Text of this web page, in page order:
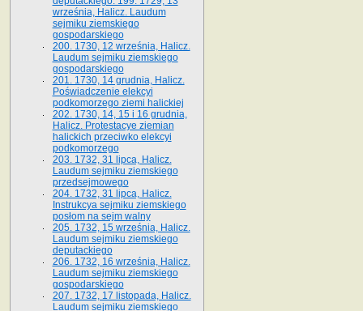
września, Halicz. Laudum
sejmiku ziemskiego
gospodarskiego
200. 1730, 12 września, Halicz.
Laudum sejmiku ziemskiego
gospodarskiego
201. 1730, 14 grudnia, Halicz.
Poświadczenie elekcyi
podkomorzego ziemi halickiej
202. 1730, 14, 15 i 16 grudnia,
Halicz. Protestacye ziemian
halickich przeciwko elekcyi
podkomorzego
203. 1732, 31 lipca, Halicz.
Laudum sejmiku ziemskiego
przedsejmowego
204. 1732, 31 lipca, Halicz.
Instrukcya sejmiku ziemskiego
posłom na sejm walny
205. 1732, 15 września, Halicz.
Laudum sejmiku ziemskiego
deputackiego
206. 1732, 16 września, Halicz.
Laudum sejmiku ziemskiego
gospodarskiego
207. 1732, 17 listopada, Halicz.
Laudum sejmiku ziemskiego